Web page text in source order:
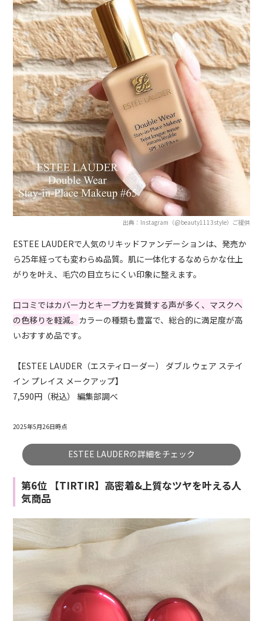
出典：Instagram（@beauty1113style）ご提供
ESTEE LAUDERで人気のリキッドファンデーションは、発売か
ら25年経っても変わらぬ品質。肌に一体化するなめらかな仕上
がりを叶え、毛穴の目立ちにくい印象に整えます。
口コミではカバー力とキープ力を賞賛する声が多く、マスクへ
の色移りを軽減。 カラーの種類も豊富で、総合的に満足度が高
いおすすめ品です。
【ESTEE LAUDER（エスティローダー） ダブル ウェア ステイ
イン プレイス メークアップ】
7,590円（税込） 編集部調べ
2025年5月26日時点
ESTEE LAUDERの詳細をチェック
第6位 【TIRTIR】高密着&上質なツヤを叶える人
気商品